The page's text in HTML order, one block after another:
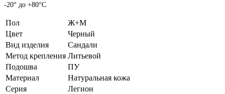
-20° до +80°С
Пол
Ж+М
Цвет
Черный
Вид изделия
Сандали
Метод крепления Литьевой
Подошва
ПУ
Материал
Натуральная кожа
Серия
Легион